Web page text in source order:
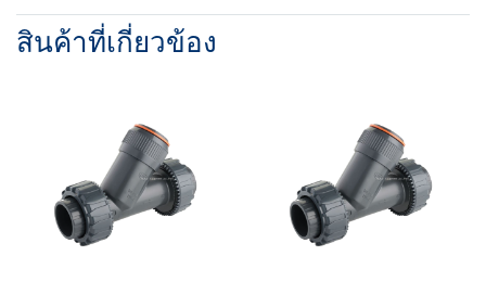
สินค้าที่เกี่ยวข้อง